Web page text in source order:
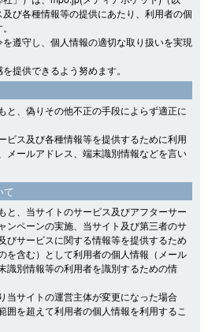
び各種情報等の提供にあたり、利用者の個
遵守し、個人情報の適切な取り扱いを実現
提供できるよう努めます。
と、偽りその他不正の手段によらず適正に
ビス及び各種情報等を提供するために利用
メールアドレス、端末識別情報などを言い
て
と、当サイトのサービス及びアフターサー
ンペーンの実施、当サイト及び第三者のサ
びサービスに関する情報等を提供するため
を含む）として利用者の個人情報（メール
識別情報等の利用者を識別するための情
当サイトの運営主体が変更になった場合
囲を超えて利用者の個人情報を利用するこ